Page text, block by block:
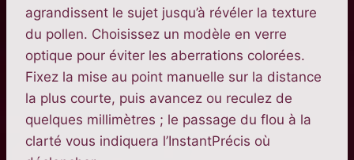
agrandissent le sujet jusqu’à révéler la texture
du pollen. Choisissez un modèle en verre
optique pour éviter les aberrations colorées.
Fixez la mise au point manuelle sur la distance
la plus courte, puis avancez ou reculez de
quelques millimètres ; le passage du flou à la
clarté vous indiquera l’InstantPrécis où